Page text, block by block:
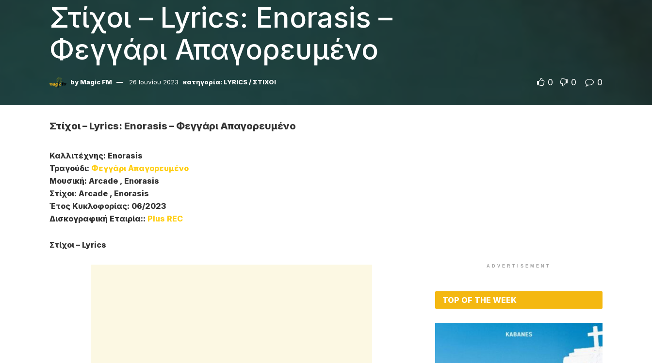
Στίχοι – Lyrics: Enorasis –
Φεγγάρι Απαγορευμένο
by Magic FM 26 Ιουνίου 2023 κατηγορία: LYRICS / ΣΤΙΧΟΙ 0 0 0
Στίχοι – Lyrics: Enorasis – Φεγγάρι Απαγορευμένο
Καλλιτέχνης: Enorasis
Τραγούδι: Φεγγάρι Απαγορευμένο
Μουσική: Arcade , Enorasis
Στίχοι: Arcade , Enorasis
Έτος Κυκλοφορίας: 06/2023
Δισκογραφική Εταιρία:: Plus REC
Στίχοι – Lyrics
ADVERTISEMENT
TOP OF THE WEEK